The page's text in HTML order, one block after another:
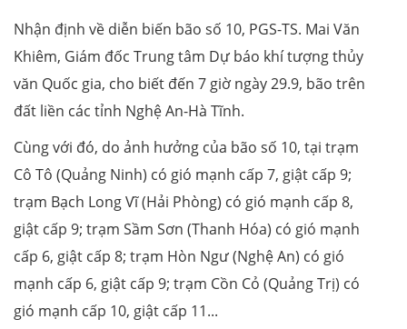
Nhận định về diễn biến bão số 10, PGS-TS. Mai Văn
Khiêm, Giám đốc Trung tâm Dự báo khí tượng thủy
văn Quốc gia, cho biết đến 7 giờ ngày 29.9, bão trên
đất liền các tỉnh Nghệ An-Hà Tĩnh.
Cùng với đó, do ảnh hưởng của bão số 10, tại trạm
Cô Tô (Quảng Ninh) có gió mạnh cấp 7, giật cấp 9;
trạm Bạch Long Vĩ (Hải Phòng) có gió mạnh cấp 8,
giật cấp 9; trạm Sầm Sơn (Thanh Hóa) có gió mạnh
cấp 6, giật cấp 8; trạm Hòn Ngư (Nghệ An) có gió
mạnh cấp 6, giật cấp 9; trạm Cồn Cỏ (Quảng Trị) có
gió mạnh cấp 10, giật cấp 11...